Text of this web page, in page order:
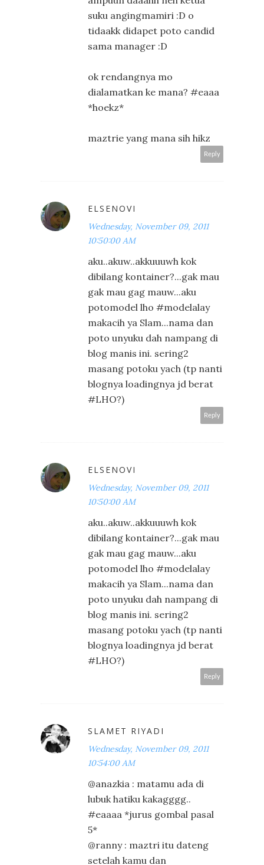
suku angingmamiri :D o
tidaakk didapet poto candid
sama manager :D
ok rendangnya mo
dialamatkan ke mana? #eaaa
*hoekz*
maztrie yang mana sih hikz
Reply
ELSENOVI
Wednesday, November 09, 2011
10:50:00 AM
aku..akuw..akkuuuwh kok
dibilang kontainer?...gak mau
gak mau gag mauw...aku
potomodel lho #modelalay
makacih ya Slam...nama dan
poto unyuku dah nampang di
blog manis ini. sering2
masang potoku yach (tp nanti
blognya loadingnya jd berat
#LHO?)
Reply
ELSENOVI
Wednesday, November 09, 2011
10:50:00 AM
aku..akuw..akkuuuwh kok
dibilang kontainer?...gak mau
gak mau gag mauw...aku
potomodel lho #modelalay
makacih ya Slam...nama dan
poto unyuku dah nampang di
blog manis ini. sering2
masang potoku yach (tp nanti
blognya loadingnya jd berat
#LHO?)
Reply
SLAMET RIYADI
Wednesday, November 09, 2011
10:54:00 AM
@anazkia : matamu ada di
lubuk hatiku kakagggg..
#eaaaa *jurus gombal pasal
5*
@ranny : maztri itu dateng
setelah kamu dan